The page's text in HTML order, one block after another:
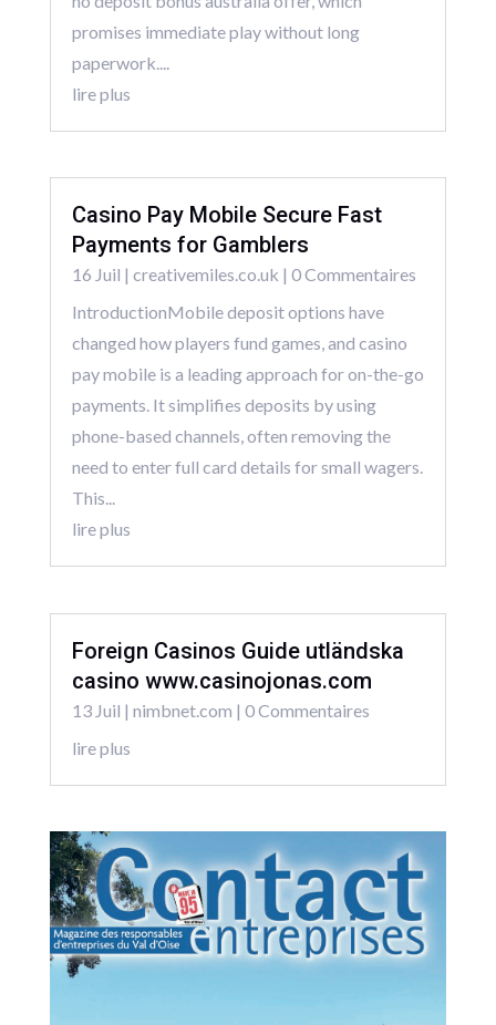
promises immediate play without long
paperwork....
lire plus
Casino Pay Mobile Secure Fast
Payments for Gamblers
16 Juil | creativemiles.co.uk | 0 Commentaires
IntroductionMobile deposit options have
changed how players fund games, and casino
pay mobile is a leading approach for on-the-go
payments. It simplifies deposits by using
phone-based channels, often removing the
need to enter full card details for small wagers.
This...
lire plus
Foreign Casinos Guide utländska
casino www.casinojonas.com
13 Juil | nimbnet.com | 0 Commentaires
lire plus